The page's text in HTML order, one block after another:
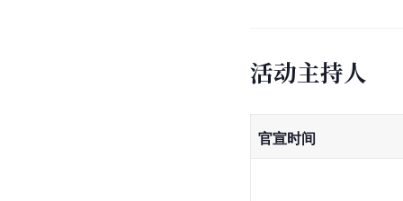
活动主持人
官宣时间